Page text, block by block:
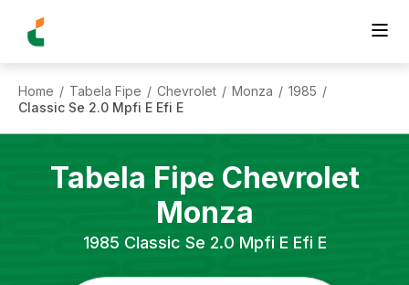
Home / Tabela Fipe / Chevrolet / Monza / 1985 /
Classic Se 2.0 Mpfi E Efi E
Tabela Fipe Chevrolet
Monza
1985 Classic Se 2.0 Mpfi E Efi E